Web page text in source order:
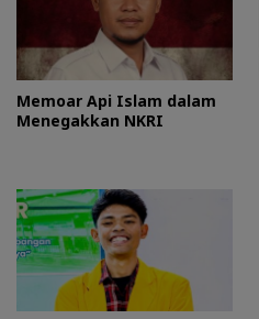
Memoar Api Islam dalam
Menegakkan NKRI